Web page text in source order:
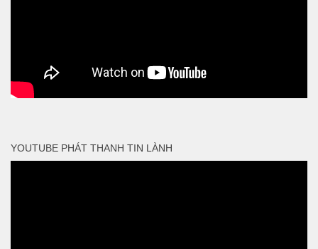
YOUTUBE PHÁT THANH TIN LÀNH